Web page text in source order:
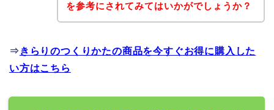
を参考にされてみてはいかがでしょうか？
⇒ きらりのつくりかたの商品を今すぐお得に購入した
い方はこちら